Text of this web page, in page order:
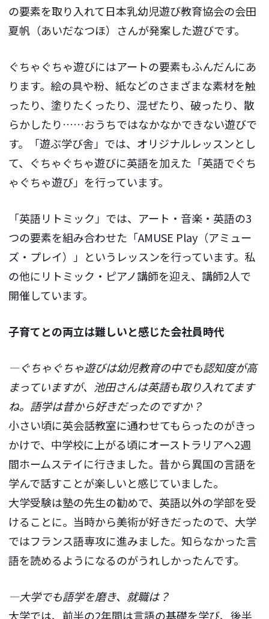
の要素を取り入れて日本乳幼児遊び教育協会の会田
夏帆（あいだなつほ）さんが発案した遊びです。
ぐちゃぐちゃ遊びにはアートの要素もふんだんにあ
ります。絵の具や粉、紙などのさまざまな素材を触
ったり、塗りたくったり、混ぜたり、破ったり、散
らかしたり……おうちではなかなかできない遊びで
す。「遊ぶ学び舎」では、オリジナルレッスンとし
て、ぐちゃぐちゃ遊びに英語を加えた「英語でぐち
ゃぐちゃ遊び」を行っています。
「英語リトミック」では、アート・音楽・英語の3
つの要素を組み合わせた「AMUSE Play（アミュー
ズ・プレイ）」というレッスンを行っています。私
の他にリトミック・ピアノ講師を迎え、講師2人で
開催しています。
子育てとの両立は難しいと感じた会社員時代
―ぐちゃぐちゃ遊びは幼児教育の中でも認知度が高
まっていますが、池田さんは英語も取り入れてます
ね。語学は昔から好きだったのですか？
小さい頃に英会話教室に通わせてもらったのがきっ
かけで、中学校に上がる頃にオーストラリアへ2週
間ホームステイに行きました。昔から異国の言語を
学んで話すことが楽しいと感じていました。
大学受験は塾の先生の勧めで、英語以外の学部を受
けることに。当時から美術が好きだったので、大学
ではフランス語専攻に進みました。知らなかった言
語を読めるようになるのがうれしかったんです。
―大学でも語学を磨き、就職は？
大学では、前半の2年間は言語の基礎を学び、後半